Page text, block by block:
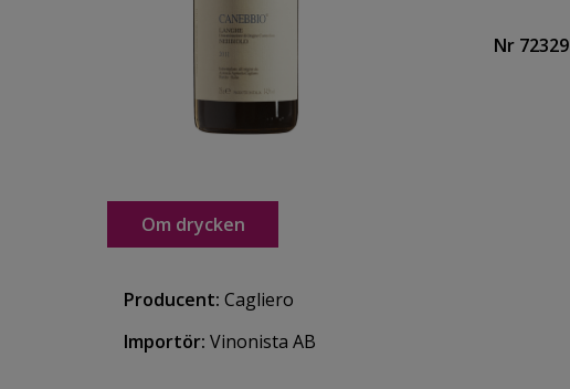
Nr 72329
Om drycken
Producent: Cagliero
Importör: Vinonista AB